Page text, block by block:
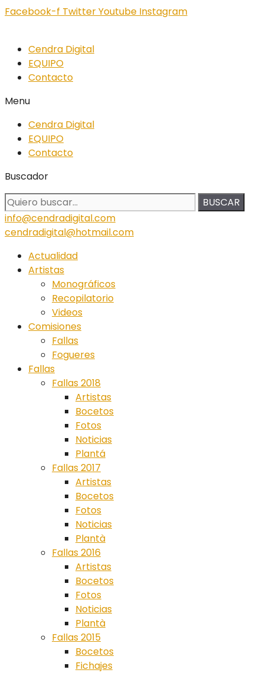
Facebook-f TwitterYoutube Instagram
Cendra Digital
EQUIPO
Contacto
Menu
Cendra Digital
EQUIPO
Contacto
Buscador
BUSCAR
info@cendradigital.com
cendradigital@hotmail.com
Actualidad
Artistas
Monográficos
Recopilatorio
Videos
Comisiones
Fallas
Fogueres
Fallas
Fallas 2018
Artistas
Bocetos
Fotos
Noticias
Plantá
Fallas 2017
Artistas
Bocetos
Fotos
Noticias
Plantà
Fallas 2016
Artistas
Bocetos
Fotos
Noticias
Plantà
Fallas 2015
Bocetos
Fichajes